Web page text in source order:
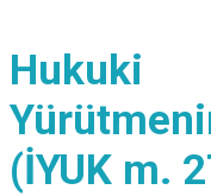
(İYUK m.